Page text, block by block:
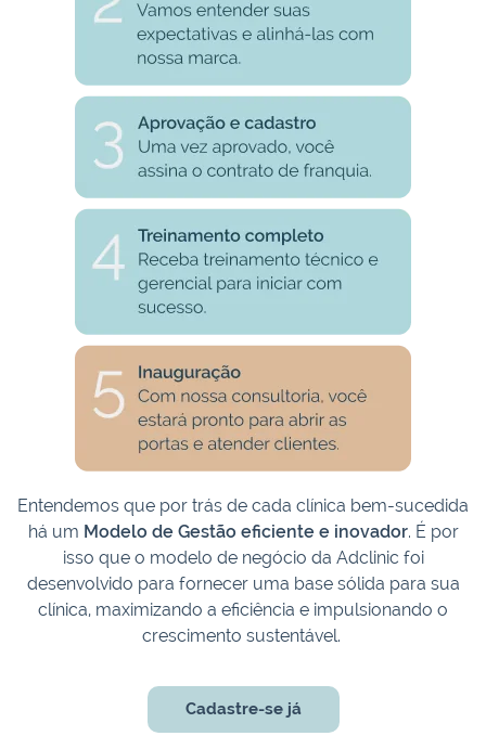
Entendemos que por trás de cada clínica bem-sucedida
há um Modelo de Gestão eficiente e inovador. É por
isso que o modelo de negócio da Adclinic foi
desenvolvido para fornecer uma base sólida para sua
clínica, maximizando a eficiência e impulsionando o
crescimento sustentável.
Cadastre-se já